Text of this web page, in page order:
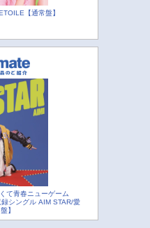
【通常盤】
て青春ニューゲーム
シングル AIM STAR/愛
】